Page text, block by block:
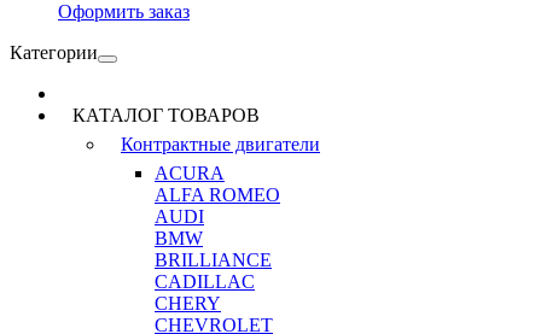
Оформить заказ
Категории
КАТАЛОГ ТОВАРОВ
Контрактные двигатели
ACURA
ALFA ROMEO
AUDI
BMW
BRILLIANCE
CADILLAC
CHERY
CHEVROLET